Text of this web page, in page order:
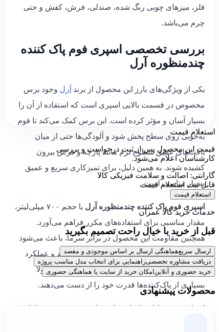
فلز، میزهای چوبی رنگ شده، صندلی، فرش، کفش و حتی
چرم می‌باشد.
بررسی تخصصی اسپری فوم پاک کننده
چندمنظوره آرل
یکی از ویژگی‌های بارز این محصول از برند آرل وجود برس
مخصوص در قسمت بالایی اسپری است که استفاده از آن را
بسیار آسان و مؤثر کرده است. این برس کمک می‌کند تا فوم
به‌خوبی روی سطح پخش شود و آلودگی‌ها حتی از میان
بافت‌های عمیق سطوح نرم مانند پارچه و فرش بیرون
کشیده شوند. به همین دلیل، برای تمیزکاری سریع و عمیق
بسیار مناسب است.
اسپری فوم پاک کننده چندمنظوره آرل
با حجم ۷۰۰ میلی‌لیتر،
مقدار مناسبی برای استفاده‌های مکرر فراهم می‌آورد.
همچنین مقاومت این محصول در برابر سرما، باعث می‌شود
در شرایط مختلف آب‌و‌هوایی قابل استفاده باشد و عملکرد
مؤثری داشته باشد؛ حتی در محیط‌های سرد که معمولاً
بسیاری از پاک‌کننده‌ها قدرت خود را از دست می‌دهند.
این اسپری به‌دلیل ترکیبات ملایم ولی مؤثر خود، نه تنها باعث
استعلام قیمت
قیمت این محصول پس از ثبت درخواست و بررسی
کارشناسان اعلام می‌شود.
گارانتی: اصالت و سلامت فیزیکی کالا
قابل ثبت استعلام قیمت
استعلام قیمت
خدمات خرید کالا عمران
قبل از خرید با خیال راحت تصمیم بگیرید
ارسال سریعهماهنگی ارسال بر اساس موجودی و مقصد
دریافت مشاوره تخصصیراهنمایی برای انتخاب مدل مناسب پروژه
خرید حضوری و آنلاینامکان خرید از سایت یا هماهنگی حضوری
محصولات پیشنهادی